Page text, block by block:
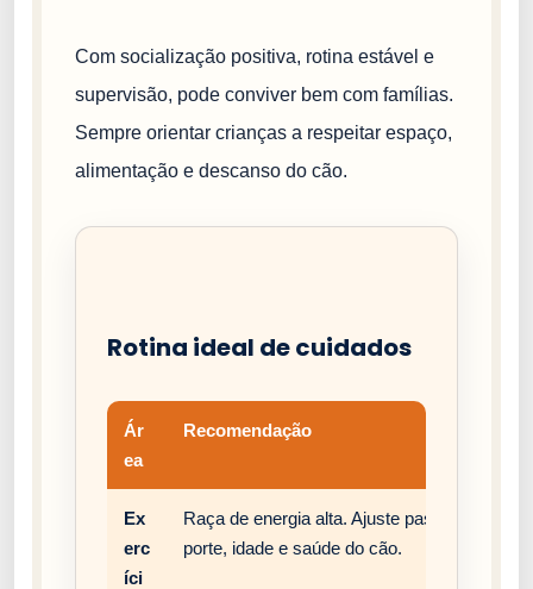
Com socialização positiva, rotina estável e
supervisão, pode conviver bem com famílias.
Sempre orientar crianças a respeitar espaço,
alimentação e descanso do cão.
Rotina ideal de cuidados
Ár
ea
Recomendação
Ex
erc
íci
Raça de energia alta. Ajuste passeios,
porte, idade e saúde do cão.